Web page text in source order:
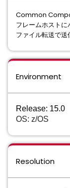
Common
フレームホスト
ファイル転送で送
Environment
Release: 15.0
OS: z/OS
Resolution